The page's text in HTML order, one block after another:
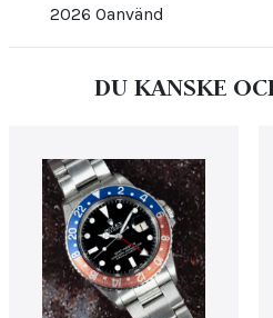
2026 Oanvänd
DU KANSKE